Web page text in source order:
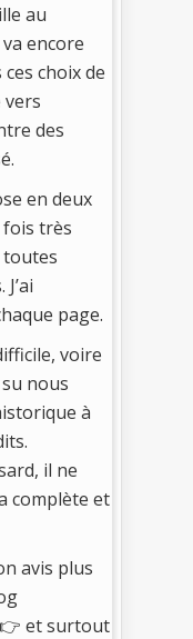
au
encore
choix de
vers
des
en deux
fois très
page.
voire
nous
à
il ne
complète et
avis plus
et surtout